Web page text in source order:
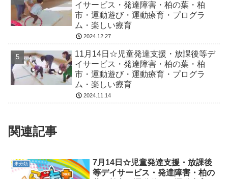
イサービス・発達障害・柏の葉・柏
市・運動遊び・運動療育・プログラ
ム・楽しい療育
2024.12.27
11月14日☆児童発達支援・放課後等デ
イサービス・発達障害・柏の葉・柏
市・運動遊び・運動療育・プログラ
ム・楽しい療育
2024.11.14
関連記事
未分類
7月14日☆児童発達支援・放課後
等デイサービス・発達障害・柏の